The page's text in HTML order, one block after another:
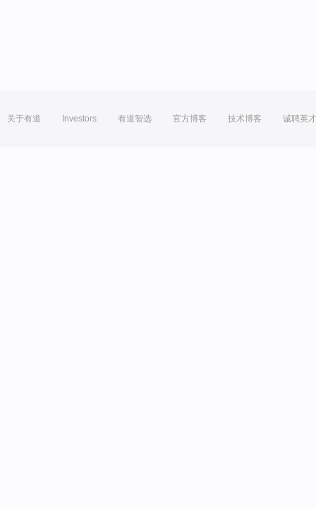
关于有道 Investors 有道智选 官方博客 技术博客 诚聘英才